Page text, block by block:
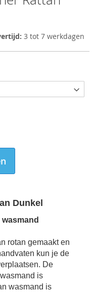
3 tot 7 werkdagen
Dunkel
rotan gemaakt en
kun je de
De
is
wasmand is